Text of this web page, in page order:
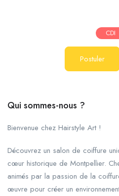
CDI
Postuler
Qui sommes-nous ?
Bienvenue chez Hairstyle Art !
Découvrez un salon de coiffure
cœur historique de Montpellier.
animés par la passion de la
œuvre pour créer un